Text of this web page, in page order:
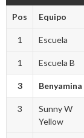
Pos Equipo
1 Escuela
1 Escuela B
3 Benyamina
3
Sunny W
Yellow